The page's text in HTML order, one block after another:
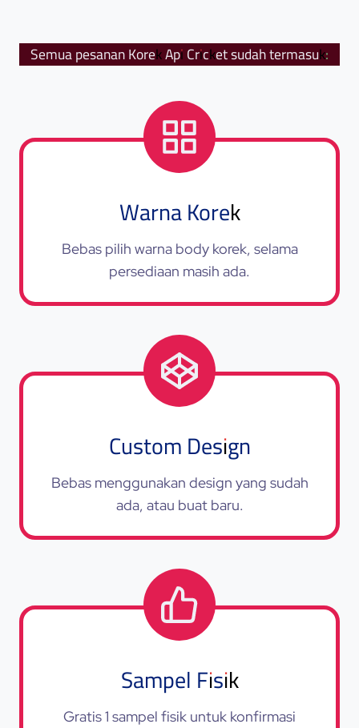
Semua pesanan Korek Api Cricket sudah termasuk:
Warna Korek
Bebas pilih warna body korek, selama
persediaan masih ada.
Custom Design
Bebas menggunakan design yang sudah
ada, atau buat baru.
Sampel Fisik
Gratis 1 sampel fisik untuk konfirmasi